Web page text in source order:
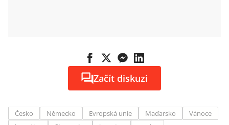
Začít diskuzi
Česko Německo Evropská unie Maďarsko
Vánoce